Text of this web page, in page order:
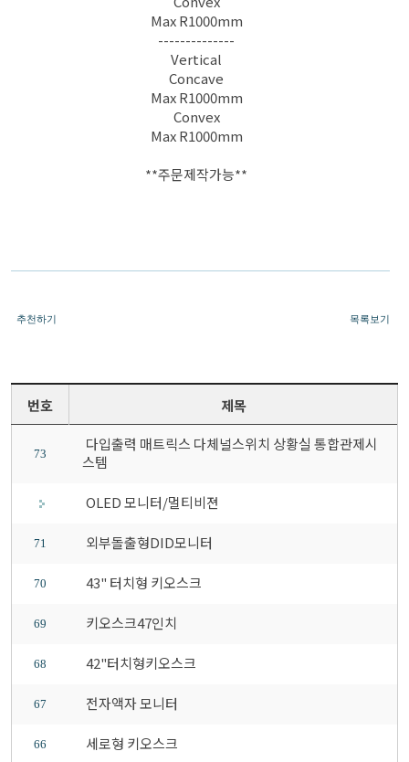
Max R1000mm
--------------
Vertical
Concave
Max R1000mm
Convex
Max R1000mm
**주문제작가능**
추천하기 목록보기
번호 제목
73
다입출력 매트릭스 다체널스위치 상황실 통합관제시
스템
OLED 모니터/멀티비젼
71 외부돌출형DID모니터
70 43" 터치형 키오스크
69 키오스크47인치
68 42"터치형키오스크
67 전자액자 모니터
66 세로형 키오스크